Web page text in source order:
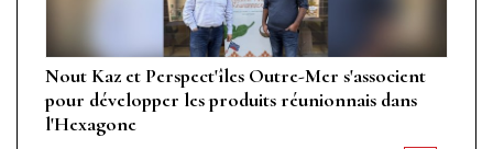
Nout Kaz et Perspect'îles Outre-Mer s'associent
pour développer les produits réunionnais dans
l'Hexagone